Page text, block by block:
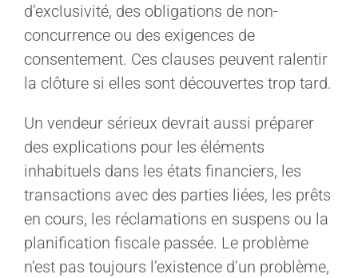
d’exclusivité, des obligations de non-
concurrence ou des exigences de
consentement. Ces clauses peuvent ralentir
la clôture si elles sont découvertes trop tard.
Un vendeur sérieux devrait aussi préparer
des explications pour les éléments
inhabituels dans les états financiers, les
transactions avec des parties liées, les prêts
en cours, les réclamations en suspens ou la
planification fiscale passée. Le problème
n’est pas toujours l’existence d’un problème,